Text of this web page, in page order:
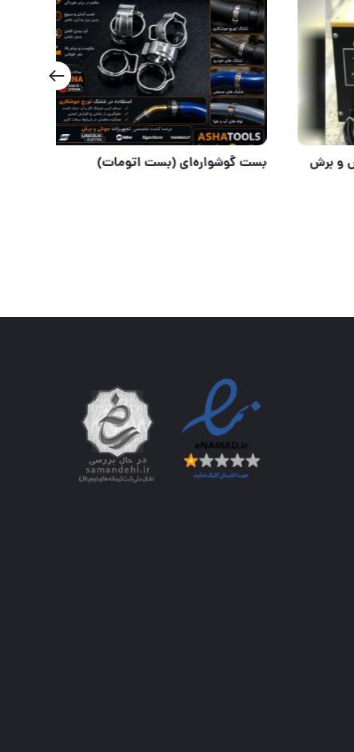
یونیت آبخنک دستگاه‌های جوش و برش